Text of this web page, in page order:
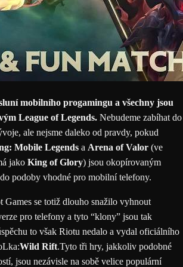
mobilního progamingu a všechny jsou
League of Legends. Nebudeme zabíhat do
ale nejsme daleko od pravdy, pokud
Mobile Legends a Arena of Valor (ve
jako King of Glory) jsou okopírovaným
podoby vhodné pro mobilní telefony.
se totiž dlouho snažilo vyhnout
pro telefony a tyto “klony” jsou tak
to však Riotu nedalo a vydal oficiálního
Wild Rift.Tyto tři hry, jakkoliv podobné
jsou nezávisle na sobě velice populární